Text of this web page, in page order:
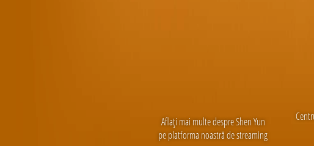
Aflați mai multe despre Shen Yun
pe platforma noastră de streaming